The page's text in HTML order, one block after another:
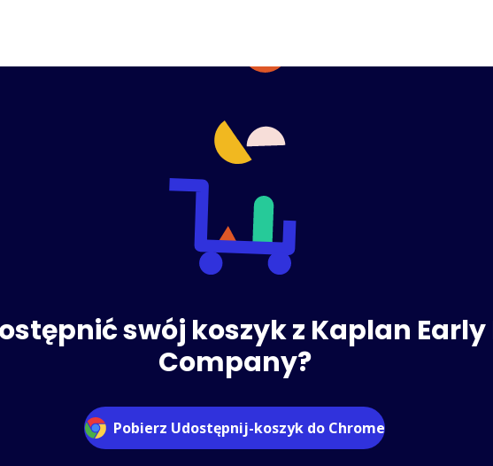
swój koszyk z Kaplan
Company?
Pobierz Udostępnij-koszyk do Chrome